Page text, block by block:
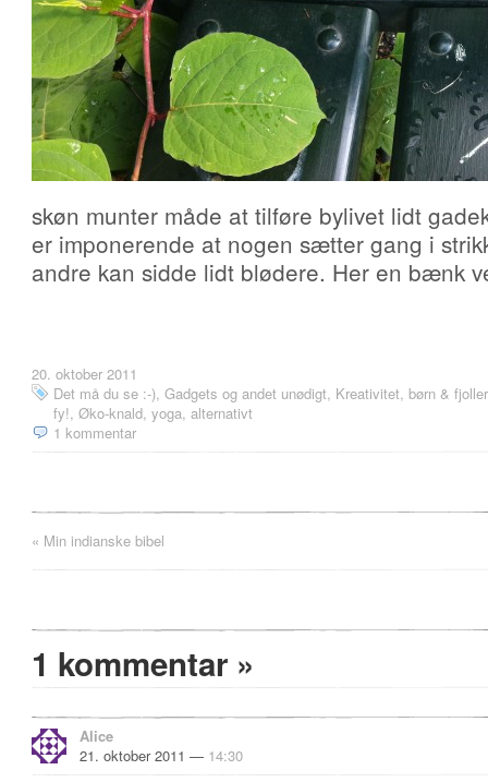
skøn munter måde at tilføre bylivet lidt
er imponerende at nogen sætter gang i
andre kan sidde lidt blødere. Her en bænk
20. oktober 2011
Det må du se :-), Gadgets og andet unødigt, Kreativitet, børn &
fy!, Øko-knald, yoga, alternativt
1 kommentar
« Min indianske bibel
1 kommentar »
Alice
21. oktober 2011 — 14:30